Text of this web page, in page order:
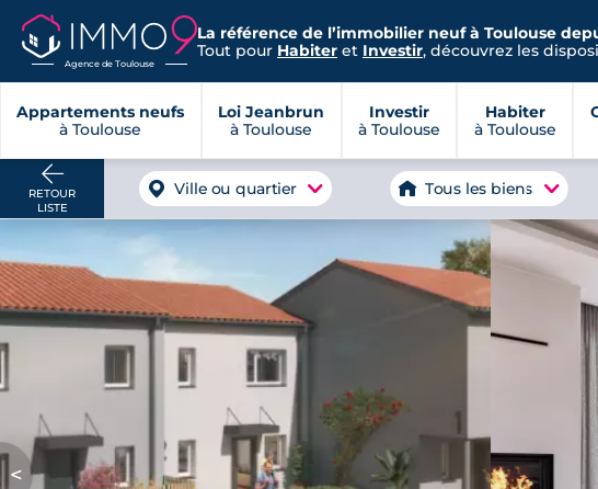
Agence de Toulouse
La référence de l’immobilier neuf à Toulouse
Tout pour Habiter et Investir, découvrez les
Appartements neufs
à Toulouse
Loi Jeanbrun
à Toulouse
Investir
à Toulouse
Habiter
à Toulouse
RETOUR
LISTE
Ville ou quartier Tous les biens
<